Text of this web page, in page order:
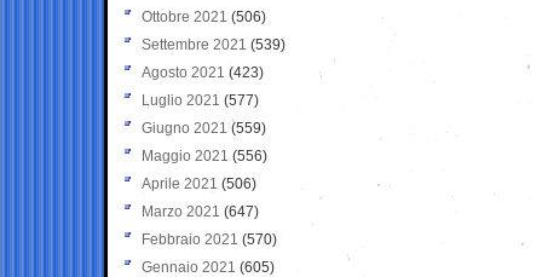
Ottobre 2021 (506)
Settembre 2021 (539)
Agosto 2021 (423)
Luglio 2021 (577)
Giugno 2021(559)
Maggio 2021 (556)
Aprile 2021 (506)
Marzo 2021 (647)
Febbraio 2021 (570)
Gennaio 2021 (605)